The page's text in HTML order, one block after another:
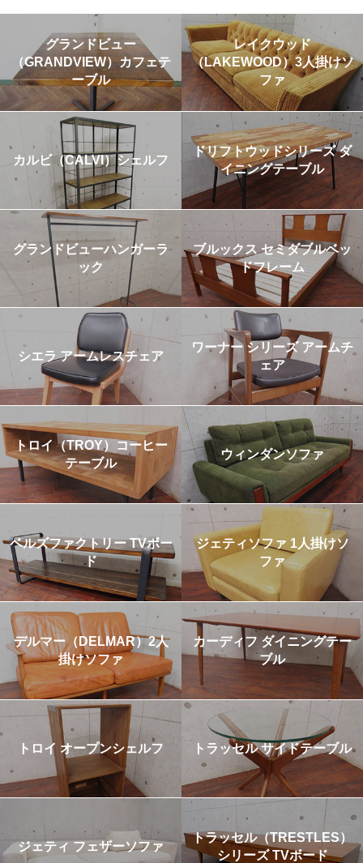
グランドビュー
（GRANDVIEW）カフェテ
ーブル
レイクウッド
（LAKEWOOD）3人掛けソ
ファ
カルビ（CALVI）シェルフ
ドリフトウッドシリーズ ダ
イニングテーブル
グランドビューハンガーラ
ック
ブルックス セミダブルベッ
ドフレーム
シエラ アームレスチェア
ワーナー シリーズ アームチ
ェア
トロイ（TROY）コーヒー
テーブル
ウィンダンソファ
ベルズファクトリー TVボー
ド
ジェティソファ 1人掛けソ
ファ
デルマー（DELMAR）2人
掛けソファ
カーディフ ダイニングテー
ブル
トロイ オープンシェルフ トラッセル サイドテーブル
ジェティ フェザーソファ
トラッセル（TRESTLES）
シリーズ TVボード